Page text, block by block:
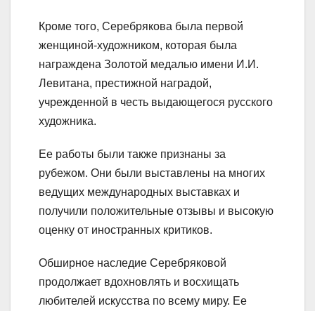
Кроме того, Серебрякова была первой
женщиной-художником, которая была
награждена Золотой медалью имени И.И.
Левитана, престижной наградой,
учрежденной в честь выдающегося русского
художника.
Ее работы были также признаны за
рубежом. Они были выставлены на многих
ведущих международных выставках и
получили положительные отзывы и высокую
оценку от иностранных критиков.
Обширное наследие Серебряковой
продолжает вдохновлять и восхищать
любителей искусства по всему миру. Ее